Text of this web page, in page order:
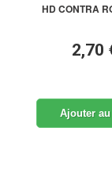
HD CONTRA
2,70
Ajouter